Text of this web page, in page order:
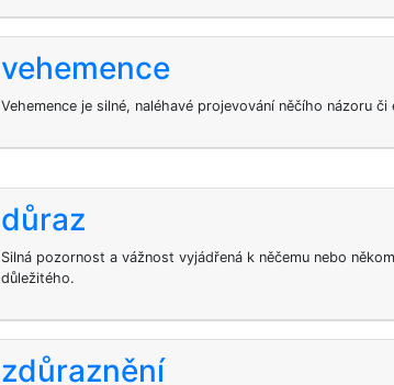
vehemence
Vehemence je silné, naléhavé projevování něčího názoru či
důraz
Silná pozornost a vážnost vyjádřená k něčemu nebo
důležitého.
zdůraznění